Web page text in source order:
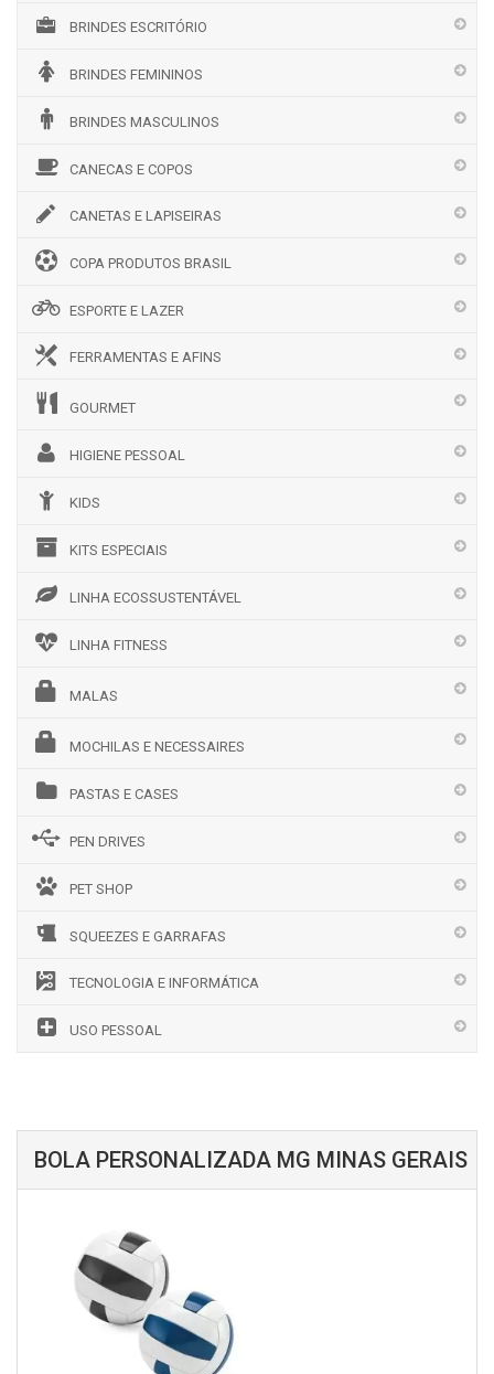
BRINDES ESCRITÓRIO
BRINDES FEMININOS
BRINDES MASCULINOS
CANECAS E COPOS
CANETAS E LAPISEIRAS
COPA PRODUTOS BRASIL
ESPORTE E LAZER
FERRAMENTAS E AFINS
GOURMET
HIGIENE PESSOAL
KIDS
KITS ESPECIAIS
LINHA ECOSSUSTENTÁVEL
LINHA FITNESS
MALAS
MOCHILAS E NECESSAIRES
PASTAS E CASES
PEN DRIVES
PET SHOP
SQUEEZES E GARRAFAS
TECNOLOGIA E INFORMÁTICA
USO PESSOAL
BOLA PERSONALIZADA MG MINAS GERAIS